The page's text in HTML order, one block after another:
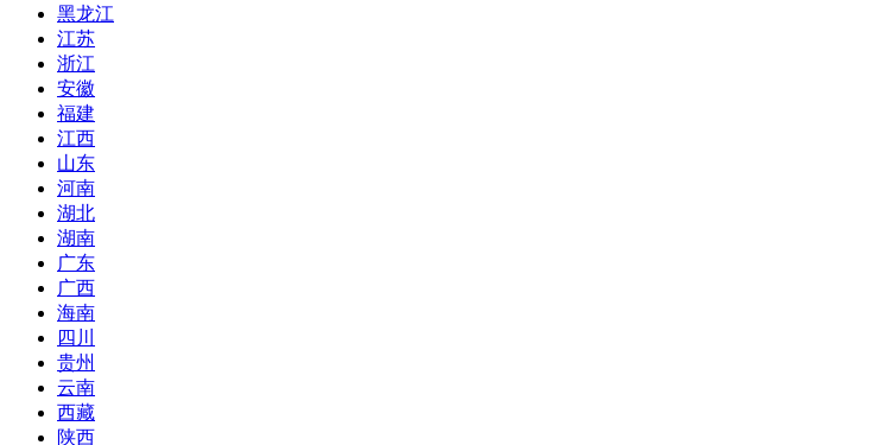
黑龙江
江苏
浙江
安徽
福建
江西
山东
河南
湖北
湖南
广东
广西
海南
四川
贵州
云南
西藏
陕西